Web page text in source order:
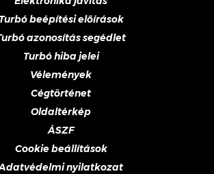
Turbó beépítési előírások
azonosítás segédlet
Turbó hiba jelei
Vélemények
Cégtörténet
Oldaltérkép
ÁSZF
Cookie beállítások
nyilatkozat